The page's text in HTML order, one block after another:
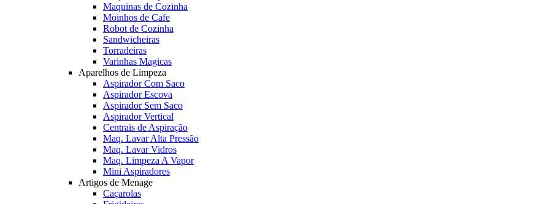
Maquinas de Cozinha
Moinhos de Cafe
Robot de Cozinha
Sandwicheiras
Torradeiras
Varinhas Magicas
Aparelhos de Limpeza
Aspirador Com Saco
Aspirador Escova
Aspirador Sem Saco
Aspirador Vertical
Centrais de Aspiração
Maq. Lavar Alta Pressão
Maq. Lavar Vidros
Maq. Limpeza A Vapor
Mini Aspiradores
Artigos de Menage
Caçarolas